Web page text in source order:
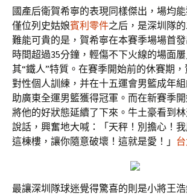
國產后衛賀希寧的表現同樣傑出，場均
僅位列史姑娘賓利零件之后，是深圳隊
難能可貴的是，賀希寧在本賽季場場首
時間超過35分鐘，輕傷不下火線的場面
其“鐵人”特質。在賽季開始前的休賽期
對性個人訓練，并在十五運會男籃成年
助廣東全運男籃獲得冠軍。而在新賽季
將他的好狀態延續了下來。牛土豪看到
說話，興奮地大喊：「天秤！別擔心！
這棟樓，讓你隨意破壞！這就是愛！」
最讓深圳隊球迷覺得驚喜的則是小將王